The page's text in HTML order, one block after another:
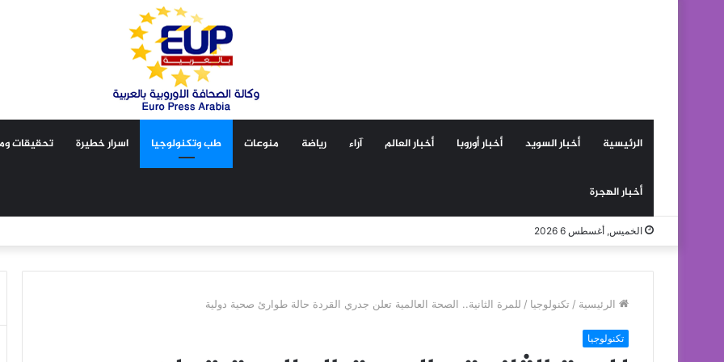
الرئيسية أخبار السويد أخبار أوروبا أخبار العالم آراء رياضة منوعات طب وتكنولوجيا اسرار خطيرة تحقيقات
أخبار الهجرة
الخميس, أغسطس 6 2026
الرئيسية / تكنولوجيا / للمرة الثانية.. الصحة العالمية تعلن جدري القردة حالة طوارئ صحية دولية
تكنولوجيا